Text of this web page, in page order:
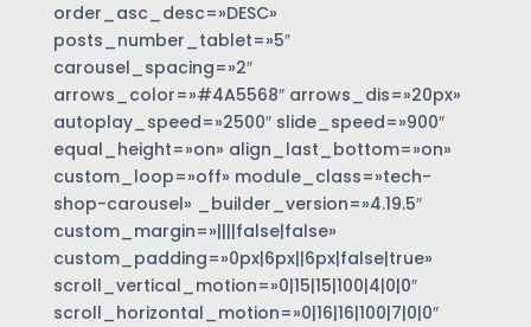
order_asc_desc=»DESC»
posts_number_tablet=»5″
carousel_spacing=»2″
arrows_color=»#4A5568″ arrows_dis=»20px»
autoplay_speed=»2500″ slide_speed=»900″
equal_height=»on» align_last_bottom=»on»
custom_loop=»off» module_class=»tech-
shop-carousel» _builder_version=»4.19.5″
custom_margin=»||||false|false»
custom_padding=»0px|6px||6px|false|true»
scroll_vertical_motion=»0|15|15|100|4|0|0″
scroll_horizontal_motion=»0|16|16|100|7|0|0″